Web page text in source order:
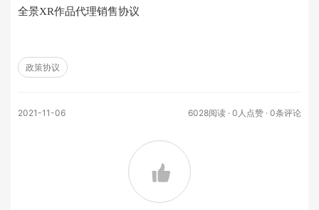
全景XR作品代理销售协议
政策协议
2021-11-06 6028阅读 · 0 人点赞 · 0条评论